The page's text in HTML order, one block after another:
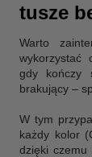
tusze
Warto
wykorzystać
gdy kończy
brakujący –
W tym
każdy kolor
dzięki czemu